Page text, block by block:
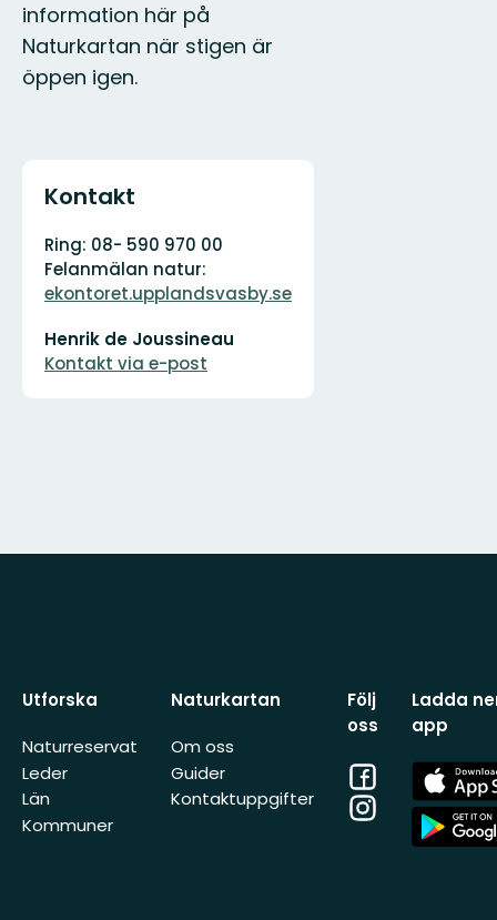
information här på
Naturkartan när stigen är
öppen igen.
Kontakt
Adress
Ring: 08- 590 970 00
Felanmälan natur:
ekontoret.upplandsvasby.se
postadress
Henrik de Joussineau
Kontakt via e-post
Utforska
Naturreservat
Leder
Län
Kommuner
Naturkartan
Om oss
Guider
Kontaktuppgifter
Följ
oss
Facebook
Instagram
Ladda
app
App
Store
App
Store